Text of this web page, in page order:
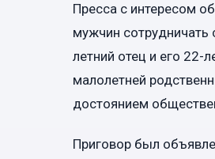
Пресса с интересом
мужчин
летний отец и его 22-
малолетней
достоянием
Приговор был